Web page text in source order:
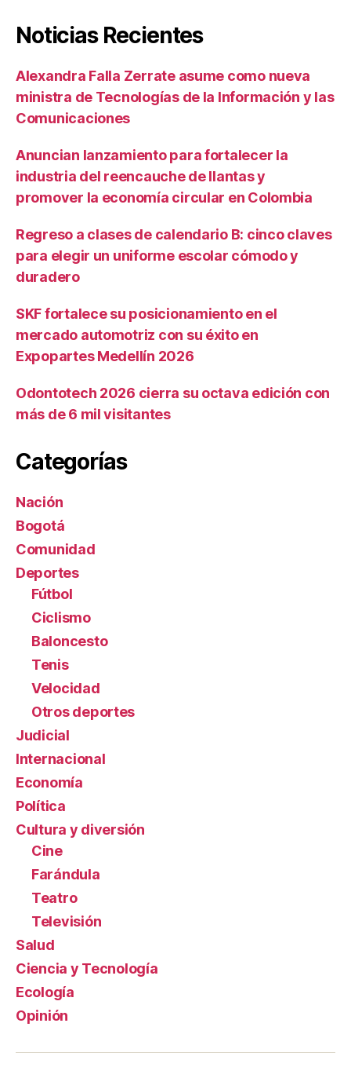
Noticias Recientes
Alexandra Falla Zerrate asume como nueva
ministra de Tecnologías de la Información y las
Comunicaciones
Anuncian lanzamiento para fortalecer la
industria del reencauche de llantas y
promover la economía circular en Colombia
Regreso a clases de calendario B: cinco claves
para elegir un uniforme escolar cómodo y
duradero
SKF fortalece su posicionamiento en el
mercado automotriz con su éxito en
Expopartes Medellín 2026
Odontotech 2026 cierra su octava edición con
más de 6 mil visitantes
Categorías
Nación
Bogotá
Comunidad
Deportes
Fútbol
Ciclismo
Baloncesto
Tenis
Velocidad
Otros deportes
Judicial
Internacional
Economía
Política
Cultura y diversión
Cine
Farándula
Teatro
Televisión
Salud
Ciencia y Tecnología
Ecología
Opinión